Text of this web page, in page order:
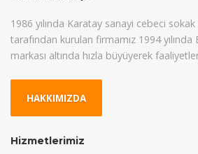
1986 yılında Karatay sanayi cebeci
tarafından kurulan firmamız 1994
markası altında hızla büyüyerek
HAKKIMIZDA
Hizmetlerimiz